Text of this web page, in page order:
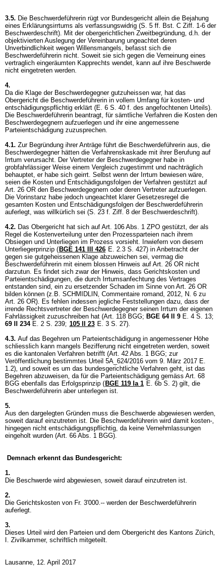
3.5. Die Beschwerdeführerin rügt vor Bundesgericht allein die Bejahung
eines Erklärungsirrtums als verfassungswidrig (S. 5 ff. Bst. C Ziff. 1-6 der
Beschwerdeschrift). Mit der obergerichtlichen Zweitbegründung, d.h. der
objektivierten Auslegung der Vereinbarung ungeachtet deren
Unverbindlichkeit wegen Willensmangels, befasst sich die
Beschwerdeführerin nicht. Soweit sie sich gegen die Verneinung eines
vertraglich eingeräumten Kapprechts wendet, kann auf ihre Beschwerde
nicht eingetreten werden.
4.
Da die Klage der Beschwerdegegner gutzuheissen war, hat das
Obergericht die Beschwerdeführerin in vollem Umfang für kosten- und
entschädigungspflichtig erklärt (E. 6 S. 40 f. des angefochtenen Urteils).
Die Beschwerdeführerin beantragt, für sämtliche Verfahren die Kosten den
Beschwerdegegnern aufzuerlegen und ihr eine angemessene
Parteientschädigung zuzusprechen.
4.1. Zur Begründung ihrer Anträge führt die Beschwerdeführerin aus, die
Beschwerdegegner hätten die Verfahrenskaskade mit ihrer Berufung auf
Irrtum verursacht. Der Vertreter der Beschwerdegegner habe in
grobfahrlässiger Weise einem Vergleich zugestimmt und nachträglich
behauptet, er habe sich geirrt. Selbst wenn der Irrtum bewiesen wäre,
seien die Kosten und Entschädigungsfolgen der Verfahren gestützt auf
Art. 26 OR den Beschwerdegegnern oder deren Vertreter aufzuerlegen.
Die Vorinstanz habe jedoch ungeachtet klarer Gesetzesregel die
gesamten Kosten und Entschädigungsfolgen der Beschwerdeführerin
auferlegt, was willkürlich sei (S. 23 f. Ziff. 8 der Beschwerdeschrift).
4.2. Das Obergericht hat sich auf Art. 106 Abs. 1 ZPO gestützt, der als
Regel die Kostenverteilung unter den Prozessparteien nach ihrem
Obsiegen und Unterliegen im Prozess vorsieht. Inwiefern von diesem
Unterliegerprinzip ( BGE 141 III 426 E. 2.3 S. 427) in Anbetracht der
gegen sie gutgeheissenen Klage abzuweichen sei, vermag die
Beschwerdeführerin mit einem blossen Hinweis auf Art. 26 OR nicht
darzutun. Es findet sich zwar der Hinweis, dass Gerichtskosten und
Parteientschädigungen, die durch Irrtumsanfechtung des Vertrages
entstanden sind, ein zu ersetzender Schaden im Sinne von Art. 26 OR
bilden können (z.B. SCHMIDLIN, Commentaire romand, 2012, N. 6 zu
Art. 26 OR). Es fehlen indessen jegliche Feststellungen dazu, dass der
irrende Rechtsvertreter der Beschwerdegegner seinen Irrtum der eigenen
Fahrlässigkeit zuzuschreiben hat (Art. 118 BGG; BGE 64 II 9 E. 4 S. 13;
69 II 234E. 2 S. 239; 105 II 23 E. 3 S. 27).
4.3. Auf das Begehren um Parteientschädigung in angemessener Höhe
schliesslich kann mangels Bezifferung nicht eingetreten werden, soweit
es die kantonalen Verfahren betrifft (Art. 42 Abs. 1 BGG; zur
Veröffentlichung bestimmtes Urteil 5A_624/2016 vom 9. März 2017 E.
1.2), und soweit es um das bundesgerichtliche Verfahren geht, ist das
Begehren abzuweisen, da für die Parteientschädigung gemäss Art. 68
BGG ebenfalls das Erfolgsprinzip ( BGE 119 Ia 1 E. 6b S. 2) gilt, die
Beschwerdeführerin aber unterlegen ist.
5.
Aus den dargelegten Gründen muss die Beschwerde abgewiesen werden,
soweit darauf einzutreten ist. Die Beschwerdeführerin wird damit kosten-,
hingegen nicht entschädigungspflichtig, da keine Vernehmlassungen
eingeholt wurden (Art. 66 Abs. 1 BGG).
Demnach erkennt das Bundesgericht:
1.
Die Beschwerde wird abgewiesen, soweit darauf einzutreten ist.
2.
Die Gerichtskosten von Fr. 3'000.-- werden der Beschwerdeführerin
auferlegt.
3.
Dieses Urteil wird den Parteien und dem Obergericht des Kantons Zürich,
I. Zivilkammer, schriftlich mitgeteilt.
Lausanne, 12. April 2017